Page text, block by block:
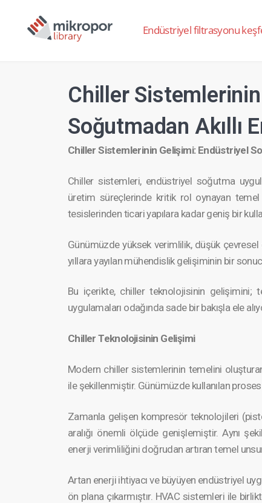
Endüstriyel filtrasyonu
Chiller
Soğutmadan Akıllı
Chiller Sistemle­rinin Gelişimi: Endüstri­yel
Chiller sistemleri, endüstri­yel soğutma
üretim süreçler­inde kritik rol oynayan
tesisler­inden ticari yapılara kadar geniş bir
Günümüzde yüksek verimlilik, düşük
yıllara yayılan mühendis­lik gelişimi­nin bir
Bu içerikte, chiller teknoloj­isinin gelişimini;
uygulama­ları odağında sade bir bakışla ele
Chiller Teknoloj­isinin Gelişimi
Modern chiller sistemle­rinin temelini
ile şekillen­miştir. Günümüzde kullanılan
Zamanla gelişen kompresör teknoloj­ileri
aralığı önemli ölçüde genişlem­iştir. Aynı
enerji verimlil­iğini doğrudan artıran temel
Artan enerji ihtiyacı ve büyüyen endüstri­yel
ön plana çıkarmış­tır. HVAC sistemleri ile